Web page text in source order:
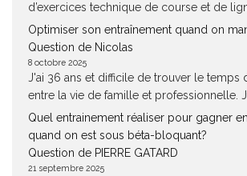
d’exercices technique de course et de
Optimiser son entraînement quand on
Question de Nicolas
8 octobre 2025
J'ai 36 ans et difficile de trouver le temps
entre la vie de famille et professionnelle.
Quel entrainement réaliser pour gagner
quand on est sous béta-bloquant?
Question de PIERRE GATARD
21 septembre 2025